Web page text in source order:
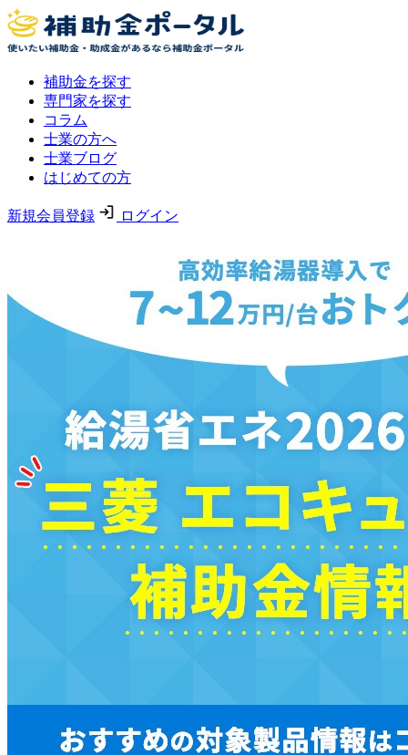
補助金を探す
専門家を探す
コラム
士業の方へ
士業ブログ
はじめての方
新規会員登録 ログイン